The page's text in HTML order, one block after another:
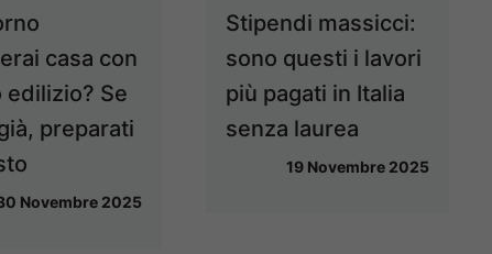
casa con
edilizio? Se
preparati
Novembre 2025
Stipendi massicci:
sono questi i lavori
più pagati in Italia
senza laurea
19 Novembre 2025